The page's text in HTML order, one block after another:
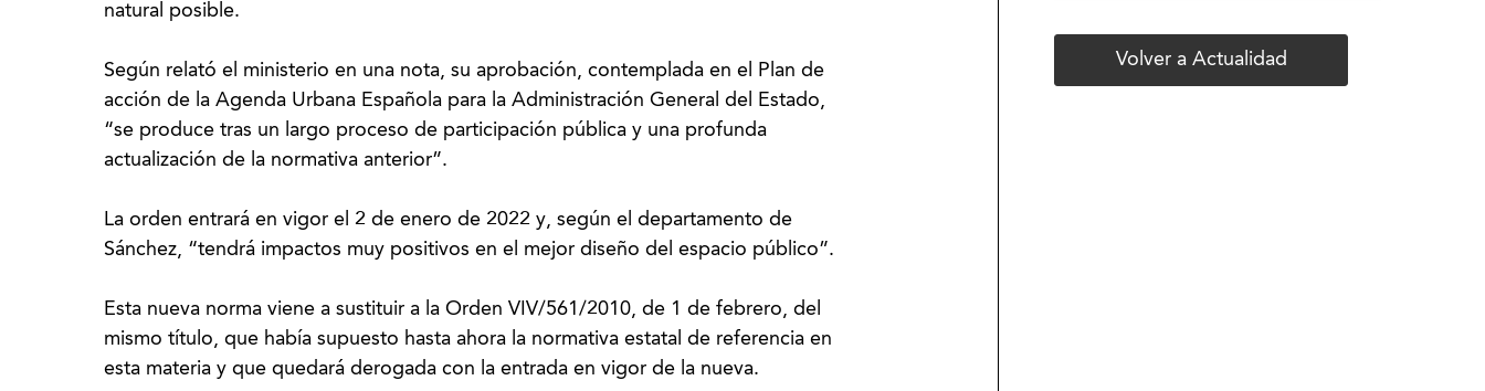
natural posible.
Según relató el ministerio en una nota, su aprobación, contemplada en el Plan de
acción de la Agenda Urbana Española para la Administración General del Estado,
“se produce tras un largo proceso de participación pública y una profunda
actualización de la normativa anterior”.
La orden entrará en vigor el 2 de enero de 2022 y, según el departamento de
Sánchez, “tendrá impactos muy positivos en el mejor diseño del espacio público”.
Esta nueva norma viene a sustituir a la Orden VIV/561/2010, de 1 de febrero, del
mismo título, que había supuesto hasta ahora la normativa estatal de referencia en
esta materia y que quedará derogada con la entrada en vigor de la nueva.
Volver a Actualidad